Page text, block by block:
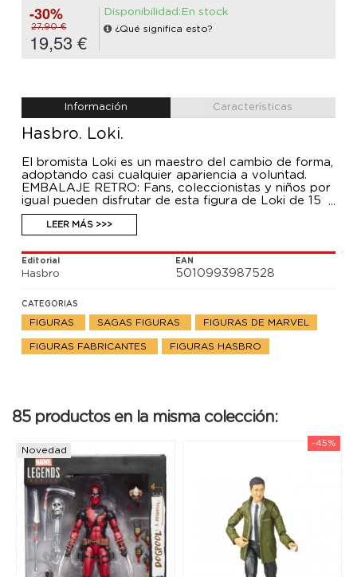
-30%
27,90 €
19,53 €
Disponibilidad:En stock
¿Qué significa esto?
Información Características
Hasbro. Loki.
El bromista Loki es un maestro del cambio de forma,
adoptando casi cualquier apariencia a voluntad.
EMBALAJE RETRO: Fans, coleccionistas y niños por
igual pueden disfrutar de esta figura de Loki de 15
cm, basada en la apariencia clásica del personaje en
los cómics de Marvel
DISEÑO INSPIRADO EN LOS CÓMICS DE MARVEL:
Esta figura articulada de Loki cuenta con un diseño
premium y detallado inspirado en los cómics, ideal
para su exhibición en una colección Marvel
apariencia emblemática del bromista asgardiano de
los cómics
LEER MÁS >>>
Editorial
Hasbro
EAN
5010993987528
CATEGORIAS
FIGURAS SAGAS FIGURAS FIGURAS DE MARVEL
FIGURAS FABRICANTES FIGURAS HASBRO
85 productos en la misma colección:
Novedad
-45%